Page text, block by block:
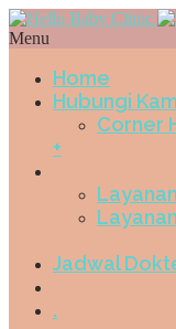
Menu
Home
Hubungi
Corner
+
Jadwal
.